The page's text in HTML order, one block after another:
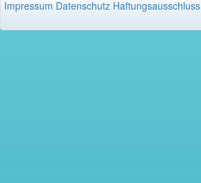
Impressum Datenschutz Haftungsausschluss